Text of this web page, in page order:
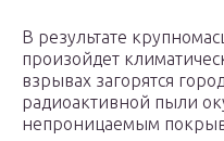
В результате
произойдет
взрывах загорятся
радиоактивной пыли
непроницаемым